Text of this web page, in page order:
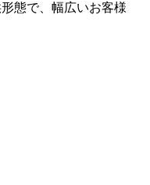
態で、幅広いお客様